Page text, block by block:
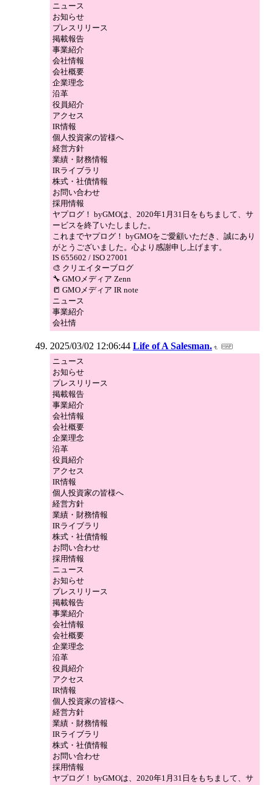
ニュース
お知らせ
プレスリリース
掲載報告
事業紹介
会社情報
会社概要
企業理念
沿革
役員紹介
アクセス
IR情報
個人投資家の皆様へ
経営方針
業績・財務情報
IRライブラリ
株式・社債情報
お問い合わせ
採用情報
ヤプログ！ byGMOは、2020年1月31日をもちまして、サ
ービスを終了いたしました。
これまでヤプログ！ byGMOをご愛顧いただき、誠にあり
がとうございました。心より感謝申し上げます。
IS 655602 / ISO 27001
🎨 クリエイターブログ
🔧 GMOメディア Zenn
📒 GMOメディア IR note
ニュース
事業紹介
会社情
2025/03/02 12:06:44 Life of A Salesman.
ニュース
お知らせ
プレスリリース
掲載報告
事業紹介
会社情報
会社概要
企業理念
沿革
役員紹介
アクセス
IR情報
個人投資家の皆様へ
経営方針
業績・財務情報
IRライブラリ
株式・社債情報
お問い合わせ
採用情報
ニュース
お知らせ
プレスリリース
掲載報告
事業紹介
会社情報
会社概要
企業理念
沿革
役員紹介
アクセス
IR情報
個人投資家の皆様へ
経営方針
業績・財務情報
IRライブラリ
株式・社債情報
お問い合わせ
採用情報
ヤプログ！ byGMOは、2020年1月31日をもちまして、サ